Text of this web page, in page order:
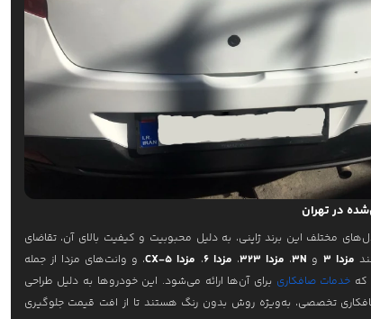
در تهران
مختلف این برند ژاپنی، به دلیل محبوبیت و کیفیت بالای آن، تقاضای
مزدا 3 و 3N، مزدا 323 ، مزدا 6 ، مزدا CX-5
، و وانت‌های مزدا از جمله
که خدمات صافکاری برای آن‌ها ارائه می‌شود. این خودروها به دلیل طراحی
تخصصی، به‌ویژه روش بدون رنگ هستند تا از افت قیمت جلوگیری